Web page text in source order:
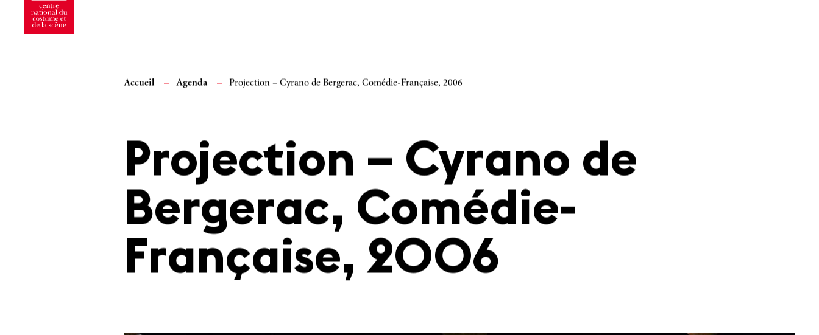
Accueil Agenda Projection – Cyrano de Bergerac, Comédie-Française, 2006
Projection – Cyrano de
Bergerac, Comédie-
Française, 2006